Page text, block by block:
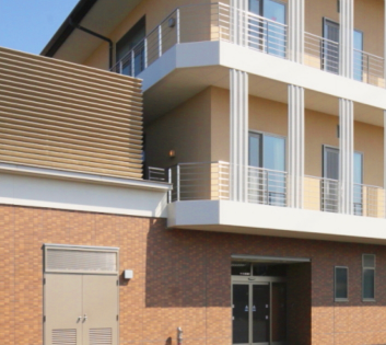
優・悠・邑 和合 優・悠・邑 和